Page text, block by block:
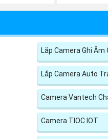
Lắp Camera Ghi Âm
Lắp Camera Auto
Camera Vantech
Camera TIOC IOT